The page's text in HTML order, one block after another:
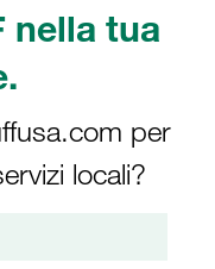
nella tua
per
locali?
e lo
anticorrosione.
tubo.